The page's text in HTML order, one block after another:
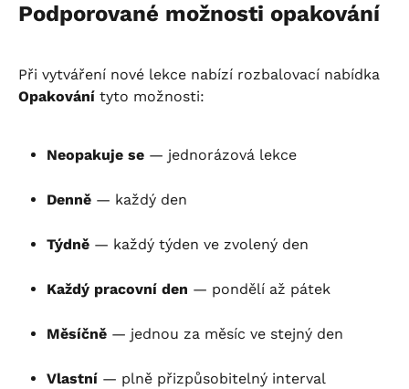
Podporované možnosti opakování
Při vytváření nové lekce nabízí rozbalovací nabídka
Opakování tyto možnosti:
Neopakuje se — jednorázová lekce
Denně — každý den
Týdně — každý týden ve zvolený den
Každý pracovní den — pondělí až pátek
Měsíčně — jednou za měsíc ve stejný den
Vlastní — plně přizpůsobitelný interval